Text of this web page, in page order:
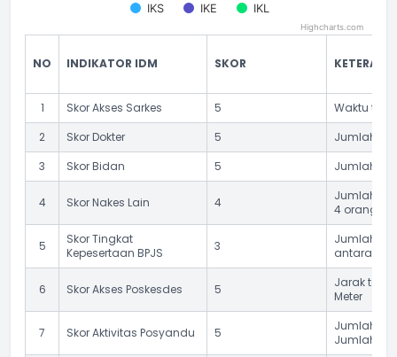
IKS IKE IKL
Highcharts.com
End of interactive chart.
NO INDIKATOR IDM SKOR
1 Skor Akses Sarkes 5
Waktu
2
Skor Dokter 5
Jumlah
3
Skor Bidan 5 Jumlah
4 Skor Nakes Lain 4
Jumlah
4 orang
5
Skor Tingkat
Kepesertaan BPJS
3
Jumlah
antara
6 Skor Akses Poskesdes 5
Jarak
Meter
7 Skor Aktivitas Posyandu 5
Jumlah
Jumlah